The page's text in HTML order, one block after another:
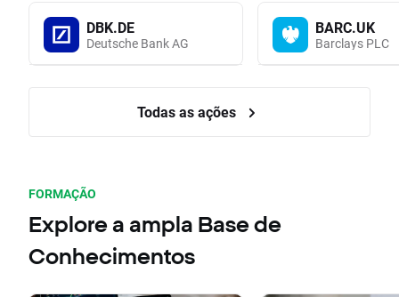
DBK.DE
Deutsche Bank AG
BARC.UK
Barclays PLC
Todas as ações
FORMAÇÃO
Explore a ampla Base de
Conhecimentos